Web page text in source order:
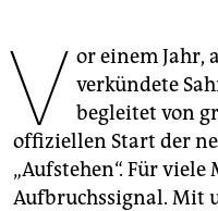
unterstützen
abo
genossenschaft
epaper login
V or einem Jahr,
verkündete
begleitet von
offiziellen Start der
„Aufstehen“. Für
Aufbruchssignal. Mit